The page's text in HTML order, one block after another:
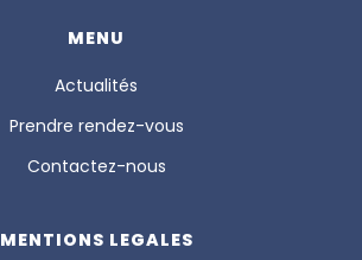
MENU
Actualités
Prendre rendez-vous
Contactez-nous
MENTIONS LEGALES